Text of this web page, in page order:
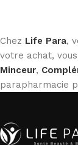
Chez Life Para,
votre achat,
Minceur,
parapharmacie